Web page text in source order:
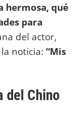
hermosa, qué
para
del actor,
noticia: “Mis
del Chino